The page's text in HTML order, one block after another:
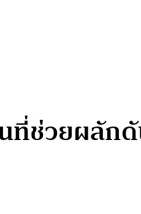
ที่ช่วยผลัก